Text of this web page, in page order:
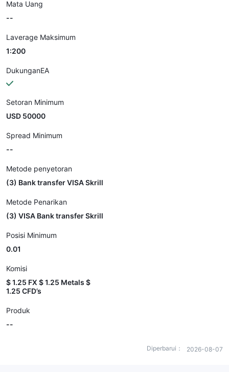
Mata Uang
--
Laverage Maksimum
1:200
DukunganEA
Setoran Minimum
USD 50000
Spread Minimum
--
Metode penyetoran
(3) Bank transfer VISA Skrill
Metode Penarikan
(3) VISA Bank transfer Skrill
Posisi Minimum
0.01
Komisi
$ 1.25 FX $ 1.25 Metals $
1.25 CFD’s
Produk
--
Diperbarui： 2026-08-07